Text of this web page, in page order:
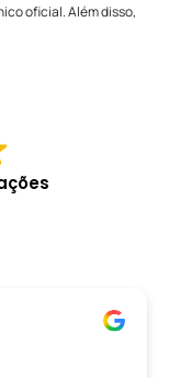
oficial. Além disso,